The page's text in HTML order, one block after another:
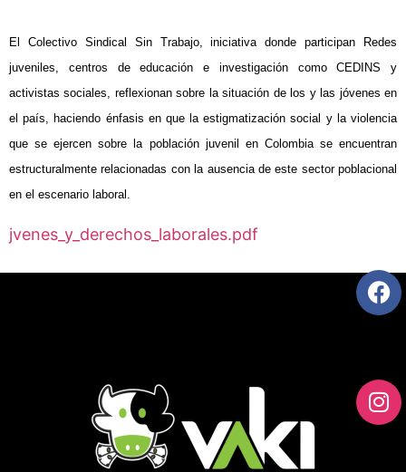
El Colectivo Sindical Sin Trabajo, iniciativa donde participan Redes
juveniles, centros de educación e investigación como CEDINS y
activistas sociales, reflexionan sobre la situación de los y las jóvenes en
el país, haciendo énfasis en que la estigmatización social y la violencia
que se ejercen sobre la población juvenil en Colombia se encuentran
estructuralmente relacionadas con la ausencia de este sector poblacional
en el escenario laboral.
jvenes_y_derechos_laborales.pdf